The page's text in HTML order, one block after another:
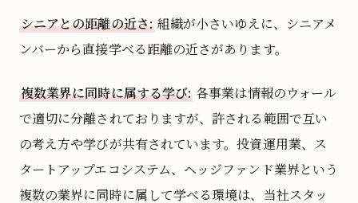
シニアとの距離の近さ:組織が小さいゆえに、シニアメ
ンバーから直接学べる距離の近さがあります。
複数業界に同時に属する学び: 各事業は情報のウォール
で適切に分離されておりますが、許される範囲で互い
の考え方や学びが共有されています。投資運用業、ス
タートアップエコシステム、ヘッジファンド業界という
複数の業界に同時に属して学べる環境は、当社スタッ